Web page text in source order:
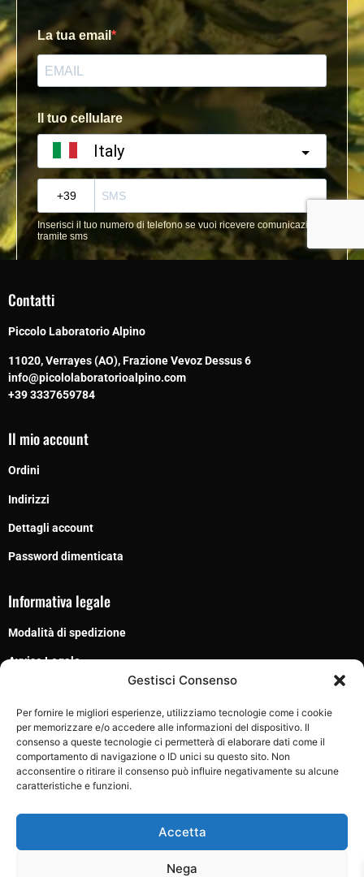
Gestisci Consenso
Per fornire le migliori esperienze, utilizziamo tecnologie come i cookie
per memorizzare e/o accedere alle informazioni del dispositivo. Il
consenso a queste tecnologie ci permetterà di elaborare dati come il
comportamento di navigazione o ID unici su questo sito. Non
acconsentire o ritirare il consenso può influire negativamente su alcune
caratteristiche e funzioni.
Accetta
Nega
Contatti
Piccolo Laboratorio Alpino
11020, Verrayes (AO), Frazione Vevoz Dessus 6
info@picololaboratorioalpino.com
+39 3337659784
Il mio account
Ordini
Indirizzi
Dettagli account
Password dimenticata
Informativa legale
Modalità di spedizione
Avviso Legale
Privacy Policy
Cookie Policy
Seguici su